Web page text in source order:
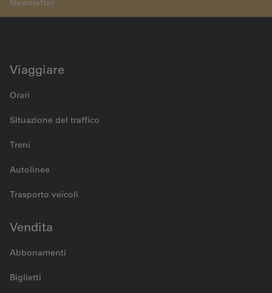
Viaggiare
Orari
Situazione del traffico
Treni
Autolinee
Trasporto veicoli
Vendita
Abbonamenti
Biglietti